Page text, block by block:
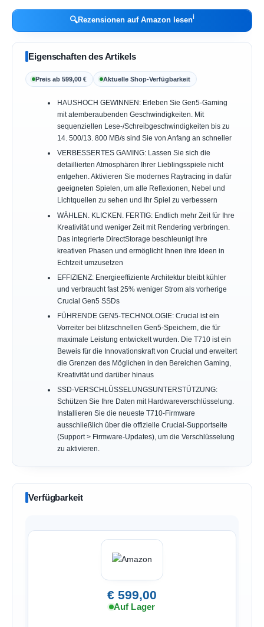
🔍Rezensionen auf Amazon lesenℹ︎
Eigenschaften des Artikels
Preis ab 599,00 € Aktuelle Shop-Verfügbarkeit
HAUSHOCH GEWINNEN: Erleben Sie Gen5-Gaming
mit atemberaubenden Geschwindigkeiten. Mit
sequenziellen Lese-/Schreibgeschwindigkeiten bis zu
14. 500/13. 800 MB/s sind Sie von Anfang an schneller
VERBESSERTES GAMING: Lassen Sie sich die
detaillierten Atmosphären Ihrer Lieblingsspiele nicht
entgehen. Aktivieren Sie modernes Raytracing in dafür
geeigneten Spielen, um alle Reflexionen, Nebel und
Lichtquellen zu sehen und Ihr Spiel zu verbessern
WÄHLEN. KLICKEN. FERTIG: Endlich mehr Zeit für Ihre
Kreativität und weniger Zeit mit Rendering verbringen.
Das integrierte DirectStorage beschleunigt Ihre
kreativen Phasen und ermöglicht Ihnen ihre Ideen in
Echtzeit umzusetzen
EFFIZIENZ: Energieeffiziente Architektur bleibt kühler
und verbraucht fast 25% weniger Strom als vorherige
Crucial Gen5 SSDs
FÜHRENDE GEN5-TECHNOLOGIE: Crucial ist ein
Vorreiter bei blitzschnellen Gen5-Speichern, die für
maximale Leistung entwickelt wurden. Die T710 ist ein
Beweis für die Innovationskraft von Crucial und erweitert
die Grenzen des Möglichen in den Bereichen Gaming,
Kreativität und darüber hinaus
SSD-VERSCHLÜSSELUNGSUNTERSTÜTZUNG:
Schützen Sie Ihre Daten mit Hardwareverschlüsselung.
Installieren Sie die neueste T710-Firmware
ausschließlich über die offizielle Crucial-Supportseite
(Support > Firmware-Updates), um die Verschlüsselung
zu aktivieren.
Verfügbarkeit
€ 599,00
Auf Lager